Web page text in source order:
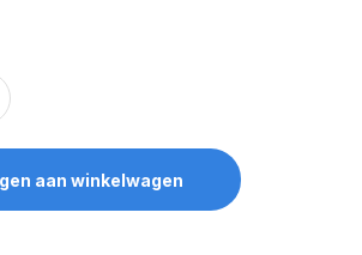
afstandsbediening. Discobal quantity
aan winkelwagen